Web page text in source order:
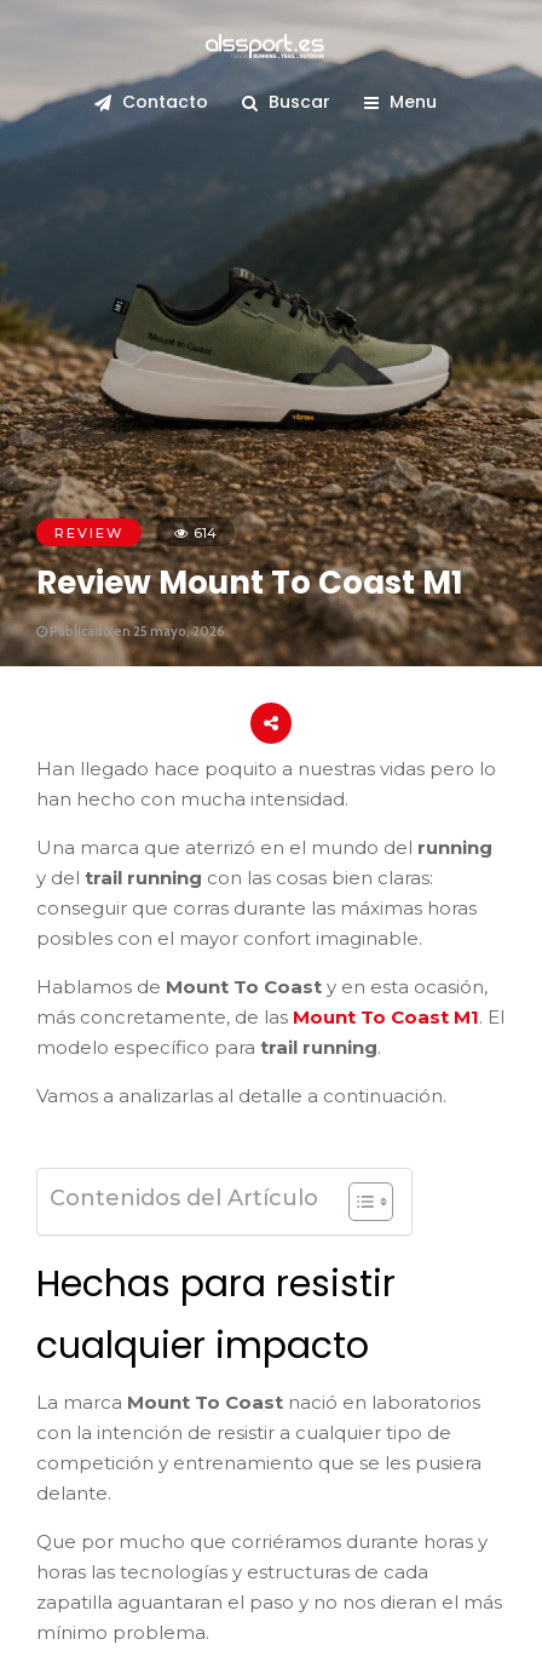
Contacto Buscar Menu
REVIEW 614
Review Mount To Coast M1
Publicado en 25 mayo, 2026
Han llegado hace poquito a nuestras vidas pero lo
han hecho con mucha intensidad.
Una marca que aterrizó en el mundo del running
y del trail running con las cosas bien claras:
conseguir que corras durante las máximas horas
posibles con el mayor confort imaginable.
Hablamos de Mount To Coast y en esta ocasión,
más concretamente, de las Mount To Coast M1. El
modelo específico para trail running.
Vamos a analizarlas al detalle a continuación.
Contenidos del Artículo
Hechas para resistir
cualquier impacto
La marca Mount To Coast nació en laboratorios
con la intención de resistir a cualquier tipo de
competición y entrenamiento que se les pusiera
delante.
Que por mucho que corriéramos durante horas y
horas las tecnologías y estructuras de cada
zapatilla aguantaran el paso y no nos dieran el más
mínimo problema.